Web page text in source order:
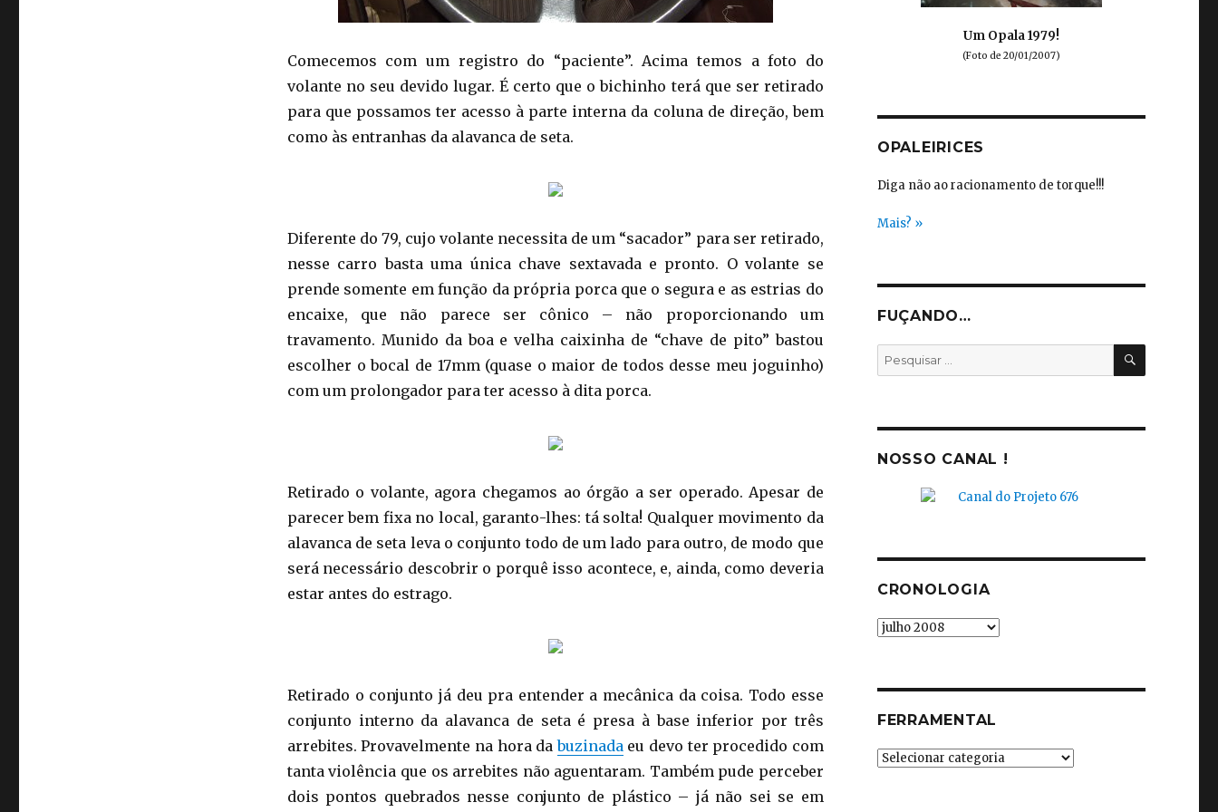
Comecemos com um registro do “paciente”. Acima temos a foto do
volante no seu devido lugar. É certo que o bichinho terá que ser retirado
para que possamos ter acesso à parte interna da coluna de direção, bem
como às entranhas da alavanca de seta.
Diferente do 79, cujo volante necessita de um “sacador” para ser retirado,
nesse carro basta uma única chave sextavada e pronto. O volante se
prende somente em função da própria porca que o segura e as estrias do
encaixe, que não parece ser cônico – não proporcionando um
travamento. Munido da boa e velha caixinha de “chave de pito” bastou
escolher o bocal de 17mm (quase o maior de todos desse meu joguinho)
com um prolongador para ter acesso à dita porca.
Retirado o volante, agora chegamos ao órgão a ser operado. Apesar de
parecer bem fixa no local, garanto-lhes: tá solta! Qualquer movimento da
alavanca de seta leva o conjunto todo de um lado para outro, de modo que
será necessário descobrir o porquê isso acontece, e, ainda, como deveria
estar antes do estrago.
Retirado o conjunto já deu pra entender a mecânica da coisa. Todo esse
conjunto interno da alavanca de seta é presa à base inferior por três
arrebites. Provavelmente na hora dabuzinadaeu devo ter procedido com
tanta violência que os arrebites não aguentaram. Também pude perceber
dois pontos quebrados nesse conjunto de plástico – já não sei se em
Um Opala 1979!
(Foto de 20/01/2007)
OPALEIRICES
Diga não ao racionamento de torque!!!
Mais? »
FUÇANDO…
Pesquisar
por:
NOSSO CANAL !
CRONOLOGIA
Cronologia
FERRAMENTAL
Ferramental